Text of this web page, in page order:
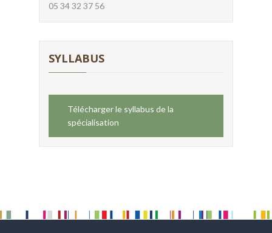
05 34 32 37 56
SYLLABUS
Télécharger le syllabus de la
spécialisation